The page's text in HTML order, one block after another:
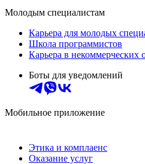
Молодым специалистам
Карьера для молодых
Школа программистов
Карьера в некоммерческих
Боты для уведомлений
Мобильное приложение
Этика и комплаенс
Оказание услуг